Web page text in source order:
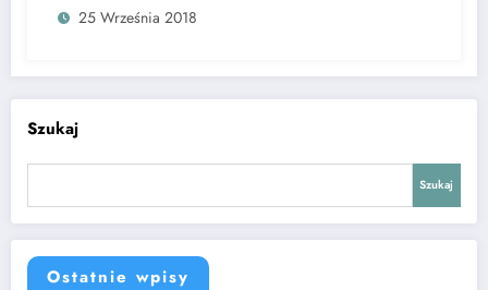
25 Września 2018
Szukaj
Szukaj
Ostatnie wpisy